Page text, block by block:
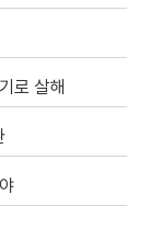
로 살해